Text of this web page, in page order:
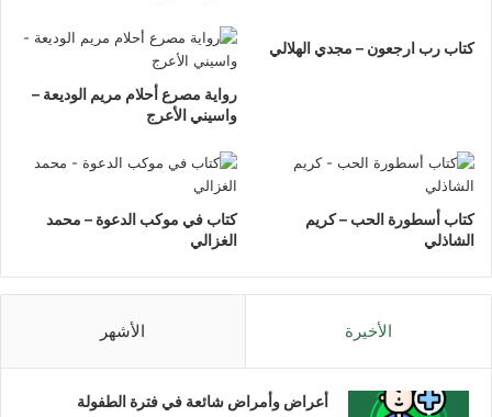
كتاب رب ارجعون – مجدي الهلالي
رواية مصرع أحلام مريم الوديعة –
واسيني الأعرج
كتاب أسطورة الحب – كريم
الشاذلي
كتاب في موكب الدعوة – محمد
الغزالي
الأخيرة الأشهر
أعراض وأمراض شائعة في فترة الطفولة